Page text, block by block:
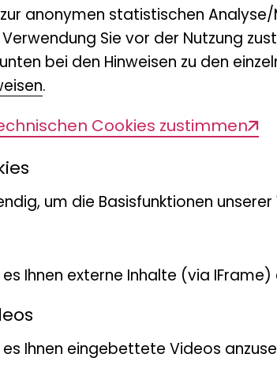
beschäftigen uns
Sammlungen
Evolutionstheorie.
Für die
bisher mehrere
Universitäten in
Dazu zählen die
(Lembaga Ilmu
anonymen statistischen
Sie vor der Nutzung
bei den Hinweisen zu den
.
Cookies zustimmen
um die Basisfunktionen
Ihnen externe Inhalte (via IFrame)
Ihnen eingebettete Videos